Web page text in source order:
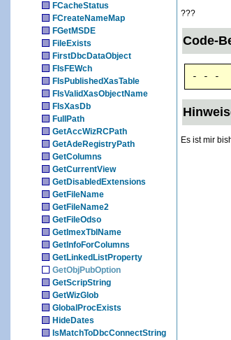
FCacheStatus
FCreateNameMap
FGetMSDE
FileExists
FirstDbcDataObject
FIsFEWch
FIsPublishedXasTable
FIsValidXasObjectName
FIsXasDb
FullPath
GetAccWizRCPath
GetAdeRegistryPath
GetColumns
GetCurrentView
GetDisabledExtensions
GetFileName
GetFileName2
GetFileOdso
GetImexTblName
GetInfoForColumns
GetLinkedListProperty
GetObjPubOption
GetScripString
GetWizGlob
GlobalProcExists
HideDates
IsMatchToDbcConnectString
???
Code-
- - -
Es ist mir